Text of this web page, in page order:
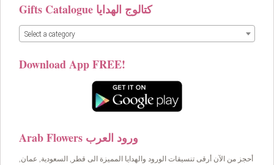
Gifts Catalogue كتالوج الهدايا
Select a category
Download App FREE!
Arab Flowers ورود العرب
أحجز من الآن أرقى تنسيقات الورود والهدايا المميزة الى قطر, السعودية, عمان,